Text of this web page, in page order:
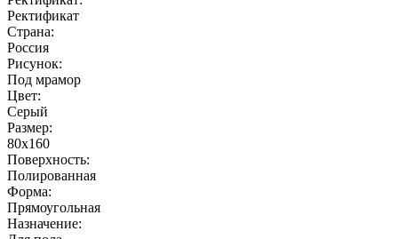
Ректификат
Страна:
Россия
Рисунок:
Под мрамор
Цвет:
Серый
Размер:
80x160
Поверхность:
Полированная
Форма:
Прямоугольная
Назначение: